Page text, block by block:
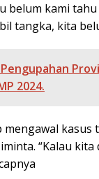
belum kami
tangka, kita
2024.
mengawal
“Kalau